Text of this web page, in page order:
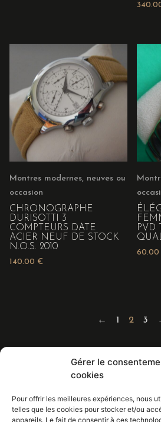
Gérer le
cookies
Pour offrir les meilleures expériences, nous
telles que les cookies pour stocker et/ou
appareils. Le fait de consentir à ces
Montres modernes, neuves ou
occasion
CHRONOGRAPHE
DURISOTTI 3
COMPTEURS DATE
ACIER NEUF DE STOCK
N.O.S. 2010
140.00 €
PVD
60.00
← 1 2 3
Eric BALDIN
Réparations -
Achat/vente de toute